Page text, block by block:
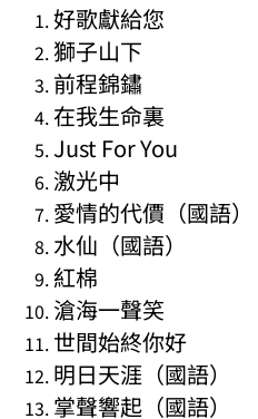
好歌獻給您
獅子山下
前程錦鏽
在我生命裏
Just For You
激光中
愛情的代價（國語）
水仙（國語）
紅棉
滄海一聲笑
世間始終你好
明日天涯（國語）
掌聲響起（國語）